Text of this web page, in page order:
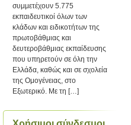
συμμετέχουν 5.775
εκπαιδευτικοί όλων των
κλάδων και ειδικοτήτων της
πρωτοβάθμιας και
δευτεροβάθμιας εκπαίδευσης
που υπηρετούν σε όλη την
Ελλάδα, καθώς και σε σχολεία
της Ομογένειας, στο
Εξωτερικό. Με τη […]